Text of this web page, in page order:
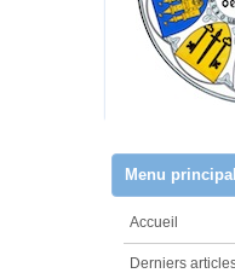
Menu principal
Accueil
Derniers